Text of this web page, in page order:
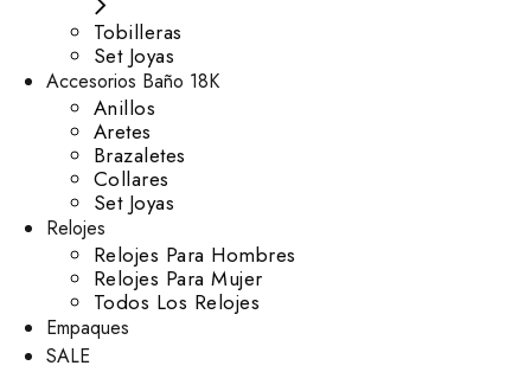
Tobilleras
Set Joyas
Accesorios Baño 18K
Anillos
Aretes
Brazaletes
Collares
Set Joyas
Relojes
Relojes Para Hombres
Relojes Para Mujer
Todos Los Relojes
Empaques
SALE